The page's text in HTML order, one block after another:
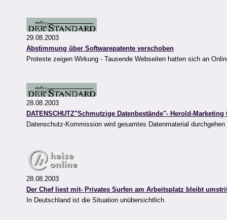
29.08.2003
Abstimmung über Softwarepatente verschoben
Proteste zeigen Wirkung - Tausende Webseiten hatten sich an
28.08.2003
DATENSCHUTZ"Schmutzige Datenbestände"- Herold-
Datenschutz-Kommission wird gesamtes Datenmaterial
28.08.2003
Der Chef liest mit- Privates Surfen am Arbeitsplatz bleibt
In Deutschland ist die Situation unübersichtlich